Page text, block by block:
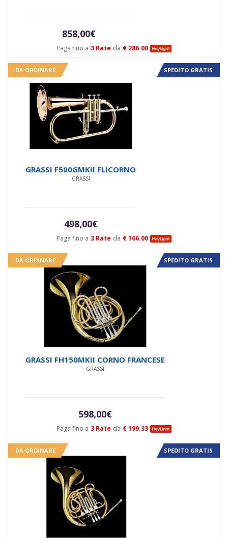
Paga fino a 3 Rate da € 286.00
858,00€
DA ORDINARE SPEDITO GRATIS
Paga fino a 3 Rate da € 166.00
GRASSI F500GMKII FLICORNO
GRASSI
498,00€
DA ORDINARE SPEDITO GRATIS
Paga fino a 3 Rate da € 199.33
GRASSI FH150MKII CORNO FRANCESE
GRASSI
598,00€
DA ORDINARE SPEDITO GRATIS